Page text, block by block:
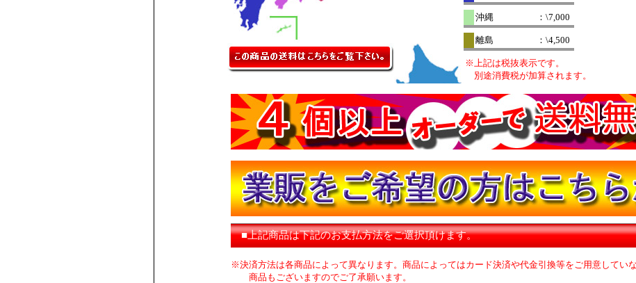
沖縄 ：\7,000
離島 ：\4,500
※上記は税抜表示です。
別途消費税が加算されます。
■上記商品は下記のお支払方法をご選択頂けます。
※決済方法は各商品によって異なります。商品によってはカード決済や代金引換等をご用意してい
商品もございますのでご了承願います。